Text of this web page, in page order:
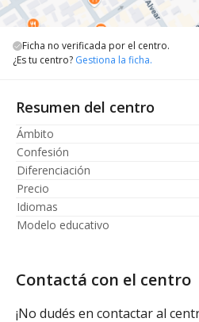
Ficha no verificada por el centro.
¿Es tu centro? Gestiona la ficha.
Resumen del centro
Ámbito
Confesión
Diferenciación
Precio
Idiomas
Modelo educativo
Contactá con el centro
¡No dudés en contactar al